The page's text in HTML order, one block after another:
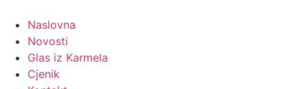
sadržaj
Naslovna
Novosti
Glas iz Karmela
Cjenik